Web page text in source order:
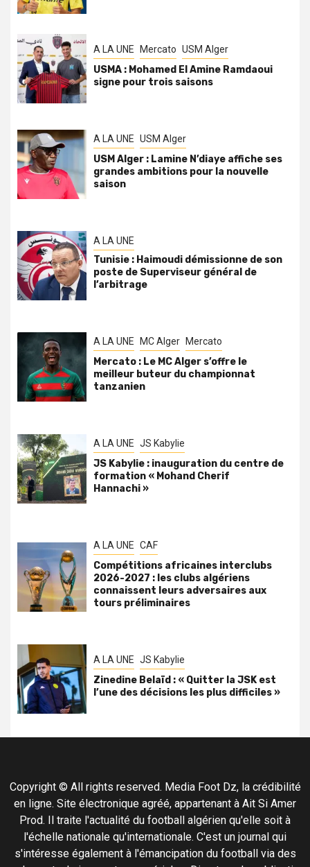
A LA UNE Mercato USM Alger
USMA : Mohamed El Amine Ramdaoui
signe pour trois saisons
A LA UNE USM Alger
USM Alger : Lamine N’diaye affiche ses
grandes ambitions pour la nouvelle
saison
A LA UNE
Tunisie : Haimoudi démissionne de son
poste de Superviseur général de
l’arbitrage
A LA UNE MC Alger Mercato
Mercato : Le MC Alger s’offre le
meilleur buteur du championnat
tanzanien
A LA UNE JS Kabylie
JS Kabylie : inauguration du centre de
formation « Mohand Cherif
Hannachi »
A LA UNE CAF
Compétitions africaines interclubs
2026-2027 : les clubs algériens
connaissent leurs adversaires aux
tours préliminaires
A LA UNE JS Kabylie
Zinedine Belaïd : « Quitter la JSK est
l’une des décisions les plus difficiles »
Copyright © All rights reserved. Media Foot Dz, la crédibilité
en ligne. Site électronique agréé, appartenant à Ait Si Amer
Prod. Il traite l'actualité du football algérien qu'elle soit à
l'échelle nationale qu'internationale. C'est un journal qui
s'intéresse également à l'émancipation du football via des